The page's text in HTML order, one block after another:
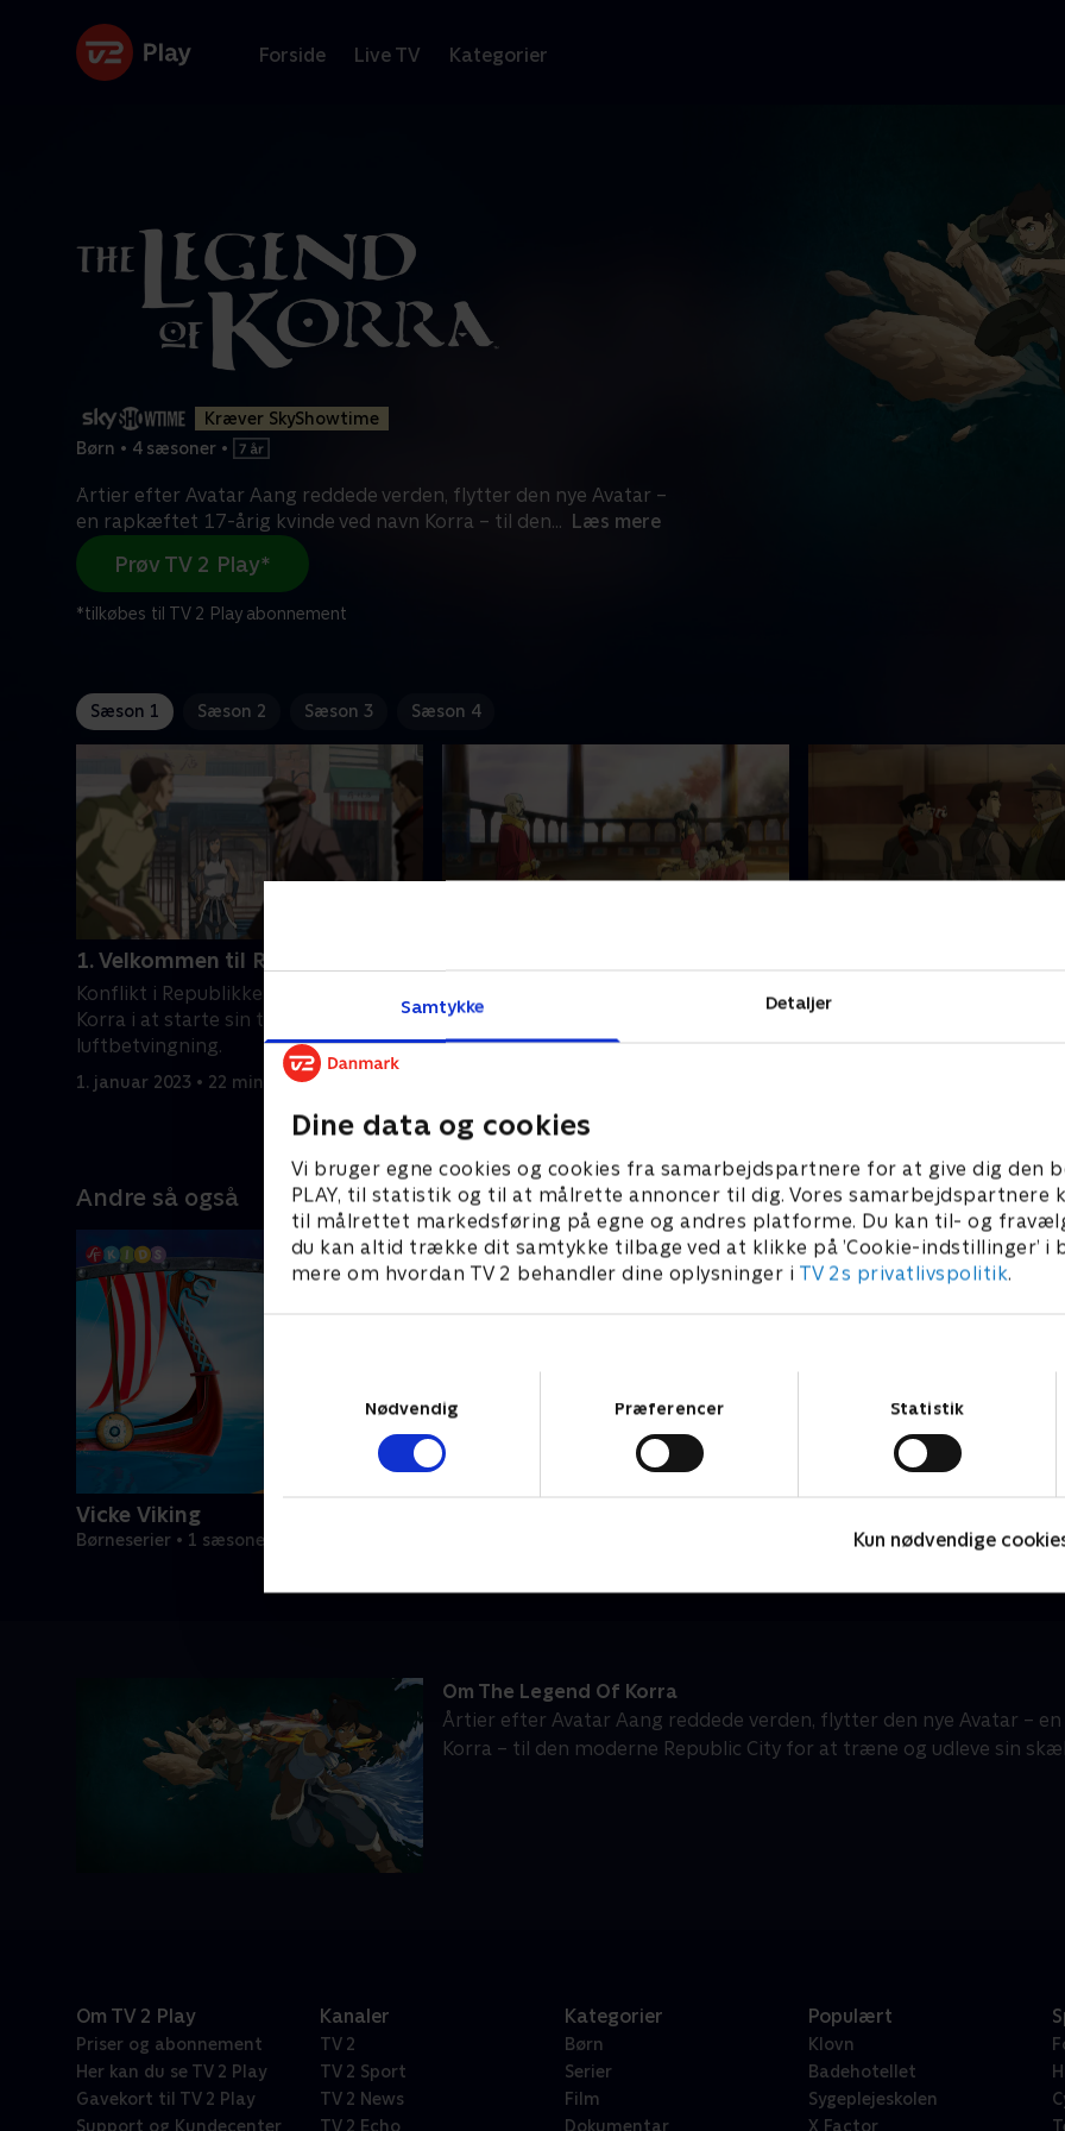
Samtykke Detaljer
Dine data og cookies
Vi bruger egne cookies og cookies fra samarbejdspartnere for at give dig den
PLAY, til statistik og til at målrette annoncer til dig. Vores samarbejdspartnere
til målrettet markedsføring på egne og andres platforme. Du kan til- og
du kan altid trække dit samtykke tilbage ved at klikke på ’Cookie-indstillinger’ i
mere om hvordan TV 2 behandler dine oplysninger i TV 2s privatlivspolitik.
Nødvendig
Præferencer Statistik
Kun nødvendige
Forside Live TV Kategorier
Kræver SkyShowtime
Børn • 4 sæsoner •
Årtier efter Avatar Aang reddede verden, flytter den nye Avatar –
en rapkæftet 17-årig kvinde ved navn Korra – til den... Læs mere
Prøv TV 2 Play*
*tilkøbes til TV 2 Play abonnement
Sæson 1 Sæson 2 Sæson 3 Sæson 4
1. Velkommen til Republikken
Konflikt i Republikken forhindrer
Korra i at starte sin træning i
luftbetvingning.
1. januar 2023 • 22 min
med luftbetvingningstræningen
besøger Korra byens Pro
1. januar 2023 • 22 min
Korra forsøger at infiltrere
Ligesindedes bevægelse og
Andre så også
Vicke Viking
Børneserier • 1 sæsoner
Om The Legend Of Korra
Årtier efter Avatar Aang reddede verden, flytter den nye Avatar –
Korra – til den moderne Republic City for at træne og udleve sin
Om TV 2 Play
Priser og abonnement
Her kan du se TV 2 Play
Gavekort til TV 2 Play
Support og Kundecenter
Kanaler
TV 2
TV 2 Sport
TV 2 News
TV 2 Echo
Kategorier
Børn
Serier
Film
Dokumentar
Populært
Klovn
Badehotellet
Sygeplejeskolen
X Factor